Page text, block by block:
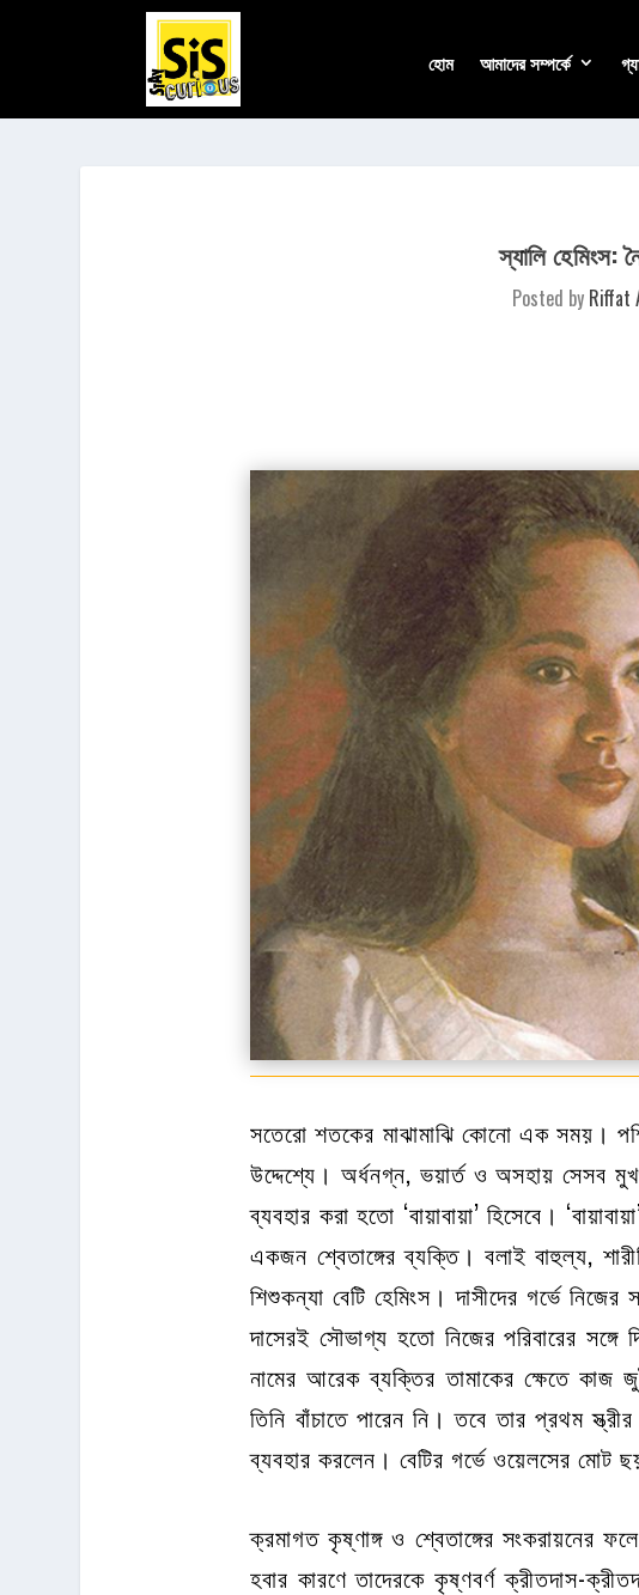
হোম আমাদের সম্পর্কে
স্যালি হেমিংস:
Posted by Riffat
সতেরো শতকের মাঝামাঝি কোনো এক সময়।
উদ্দেশ্যে। অর্ধনগ্ন, ভয়ার্ত ও অসহায় সেসব
ব্যবহার করা হতো ‘বায়াবায়া’ হিসেবে।
একজন শ্বেতাঙ্গের ব্যক্তি। বলাই বাহুল্য,
শিশুকন্যা বেটি হেমিংস। দাসীদের গর্ভে
দাসেরই সৌভাগ্য হতো নিজের পরিবারের সঙ্গে
নামের আরেক ব্যক্তির তামাকের ক্ষেতে
তিনি বাঁচাতে পারেন নি। তবে তার প্রথম
ব্যবহার করলেন। বেটির গর্ভে ওয়েলসের
ক্রমাগত কৃষ্ণাঙ্গ ও শ্বেতাঙ্গের সংকরায়নের
হবার কারণে তাদেরকে কৃষ্ণবর্ণ ক্রীতদাস-